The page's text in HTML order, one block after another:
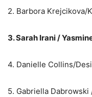
2. Barbora Krejcikova/
3. Sarah Irani /
4. Danielle Collins/
5. Gabriella Dabrowski